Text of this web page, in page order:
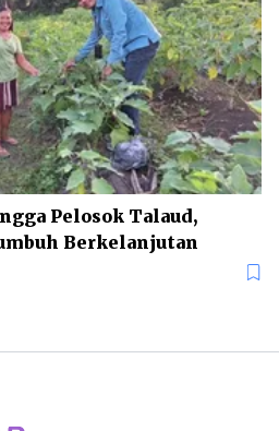
Pelosok Talaud,
Berkelanjutan